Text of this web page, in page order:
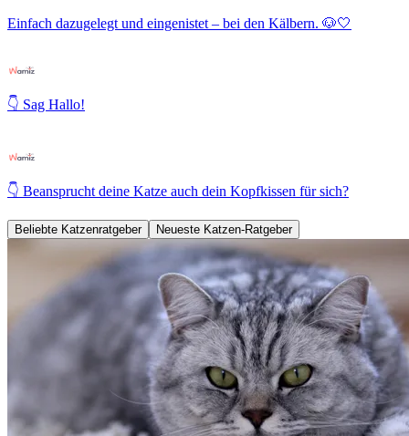
Einfach dazugelegt und eingenistet – bei den Kälbern. 🐶🤍
👇 Sag Hallo!
👇 Beansprucht deine Katze auch dein Kopfkissen für sich?
Beliebte Katzenratgeber Neueste Katzen-Ratgeber